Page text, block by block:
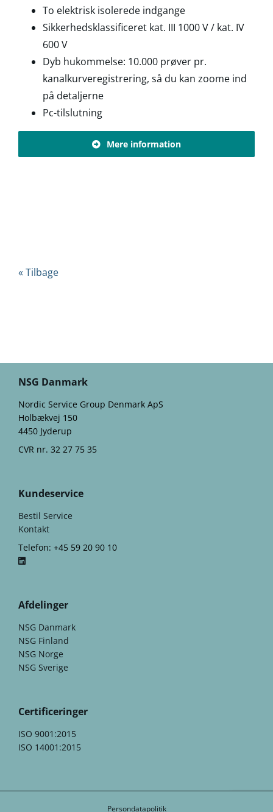
To elektrisk isolerede indgange
Sikkerhedsklassificeret kat. III 1000 V / kat. IV
600 V
Dyb hukommelse: 10.000 prøver pr.
kanalkurveregistrering, så du kan zoome ind
på detaljerne
Pc-tilslutning
Mere information
« Tilbage
NSG Danmark
Nordic Service Group Denmark ApS
Holbækvej 150
4450 Jyderup
CVR nr. 32 27 75 35
Kundeservice
Bestil Service
Kontakt
Telefon: +45 59 20 90 10
Afdelinger
NSG Danmark
NSG Finland
NSG Norge
NSG Sverige
Certificeringer
ISO 9001:2015
ISO 14001:2015
Persondatapolitik